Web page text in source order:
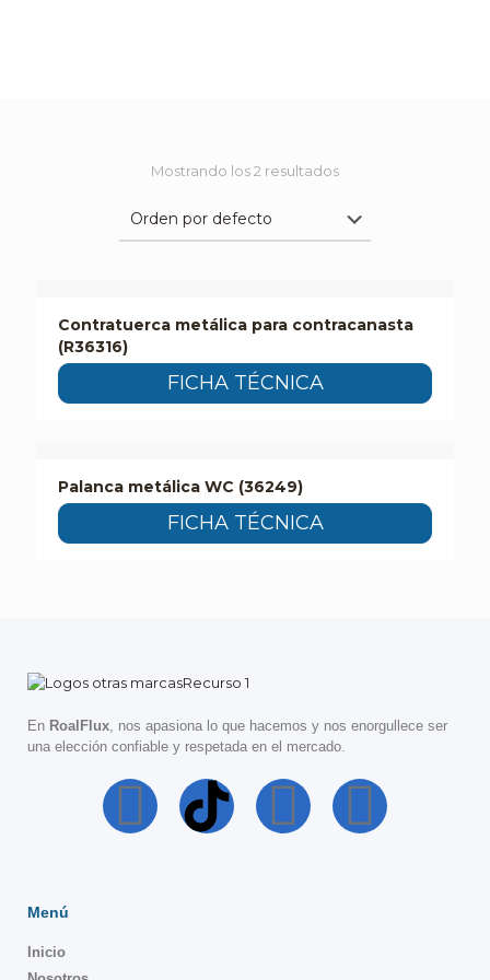
Mostrando los 2 resultados
Contratuerca metálica para contracanasta
(R36316)
FICHA TÉCNICA
Palanca metálica WC (36249)
FICHA TÉCNICA
En RoalFlux, nos apasiona lo que hacemos y nos enorgullece ser
una elección confiable y respetada en el mercado.
Menú
Inicio